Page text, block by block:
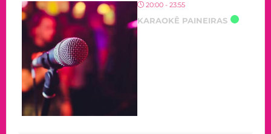
20:00 - 23:55
KARAOKÊ PAINEIRAS